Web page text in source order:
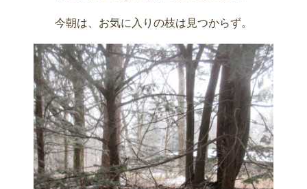
今朝は、お気に入りの枝は見つからず。